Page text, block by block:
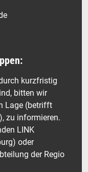
kurzfristig
bitten wir
Lage (betrifft
zu informieren.
LINK
oder
der Regio